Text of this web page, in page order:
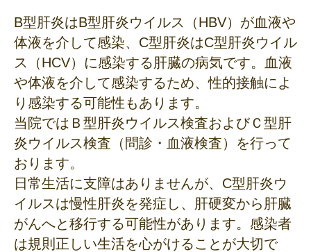
B型肝炎はB型肝炎ウイルス（HBV）が血液や
体液を介して感染、C型肝炎はC型肝炎ウイル
ス（HCV）に感染する肝臓の病気です。血液
や体液を介して感染するため、性的接触によ
り感染する可能性もあります。
当院ではＢ型肝炎ウイルス検査およびＣ型肝
炎ウイルス検査（問診・血液検査）を行って
おります。
日常生活に支障はありませんが、C型肝炎ウ
イルスは慢性肝炎を発症し、肝硬変から肝臓
がんへと移行する可能性があります。感染者
は規則正しい生活を心がけることが大切で